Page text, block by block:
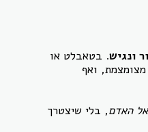
ונגיש. בטאבלט או
ואף
האדם, בלי שיצטרך